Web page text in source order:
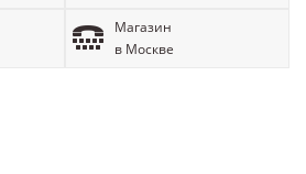
Магазин
в Москве